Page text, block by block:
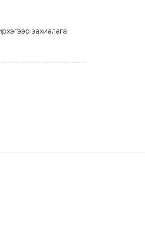
захиалага